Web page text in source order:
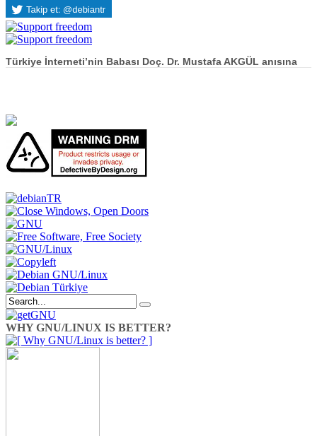
Türkiye İnterneti’nin Babası Doç. Dr. Mustafa AKGÜL anısına
WHY GNU/LINUX IS BETTER?